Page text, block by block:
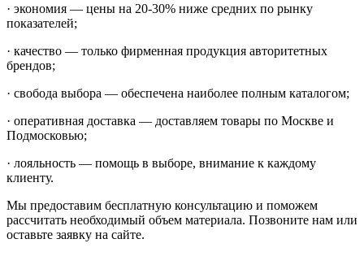
· экономия — цены на 20-30% ниже средних по рынку
показателей;
· качество — только фирменная продукция авторитетных
брендов;
· свобода выбора — обеспечена наиболее полным каталогом;
· оперативная доставка — доставляем товары по Москве и
Подмосковью;
· лояльность — помощь в выборе, внимание к каждому
клиенту.
Мы предоставим бесплатную консультацию и поможем
рассчитать необходимый объем материала. Позвоните нам или
оставьте заявку на сайте.